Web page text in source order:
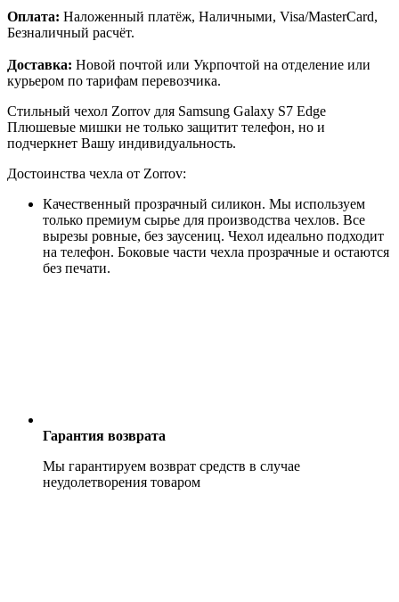
Оплата: Наложенный платёж, Наличными, Visa/MasterCard,
Безналичный расчёт.
Доставка: Новой почтой или Укрпочтой на отделение или
курьером по тарифам перевозчика.
Стильный чехол Zorrov для Samsung Galaxy S7 Edge
Плюшевые мишки не только защитит телефон, но и
подчеркнет Вашу индивидуальность.
Достоинства чехла от Zorrov:
Качественный прозрачный силикон. Мы используем
только премиум сырье для производства чехлов. Все
вырезы ровные, без заусениц. Чехол идеально подходит
на телефон. Боковые части чехла прозрачные и остаются
без печати.
Гарантия возврата
Мы гарантируем возврат средств в случае
неудолетворения товаром